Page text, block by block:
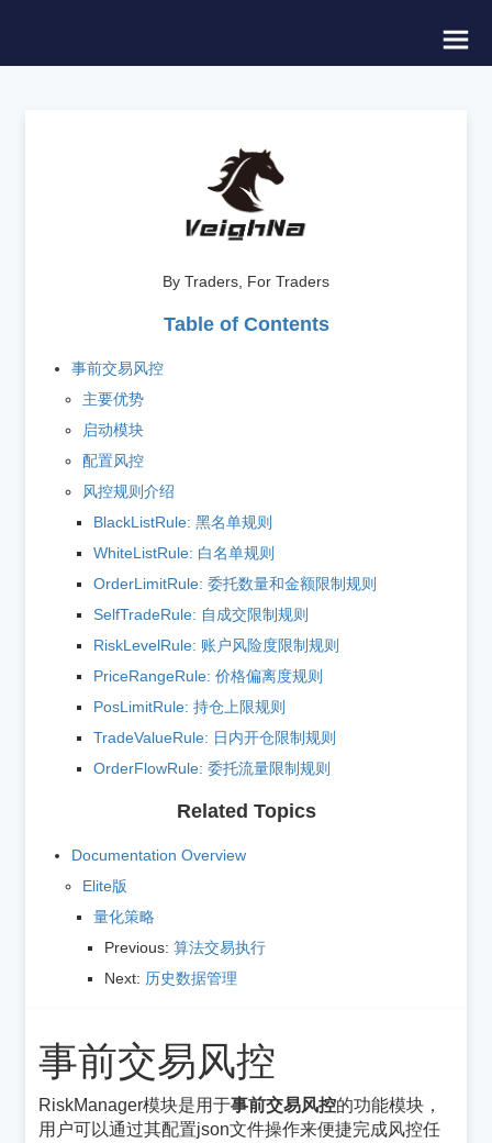
By Traders, For Traders
Table of Contents
事前交易风控
主要优势
启动模块
配置风控
风控规则介绍
BlackListRule: 黑名单规则
WhiteListRule: 白名单规则
OrderLimitRule: 委托数量和金额限制规则
SelfTradeRule: 自成交限制规则
RiskLevelRule: 账户风险度限制规则
PriceRangeRule: 价格偏离度规则
PosLimitRule: 持仓上限规则
TradeValueRule: 日内开仓限制规则
OrderFlowRule: 委托流量限制规则
Related Topics
Documentation Overview
Elite版
量化策略
Previous: 算法交易执行
Next: 历史数据管理
事前交易风控
RiskManager模块是用于事前交易风控的功能模块，
用户可以通过其配置json文件操作来便捷完成风控任